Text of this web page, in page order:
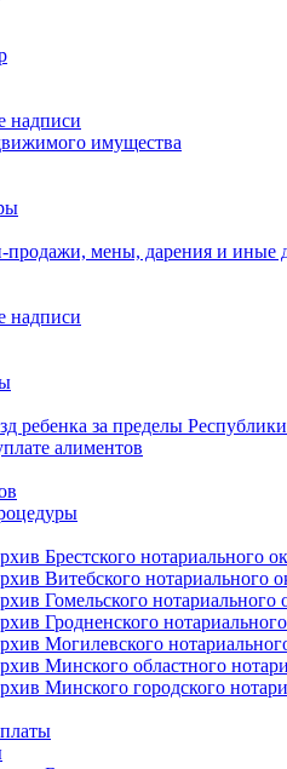
надписи
имущества
продажи, мены, дарения и иные
надписи
ребенка за пределы
алиментов
Брестского нотариального
Витебского нотариального
Гомельского нотариального
Гродненского
Могилевского
Минского областного
Минского городского